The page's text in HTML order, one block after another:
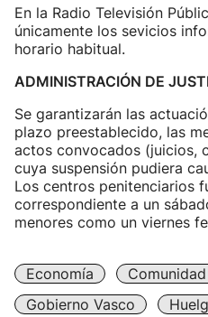
En la Radio Televisión
únicamente los sevicios
horario habitual.
ADMINISTRACIÓN DE
Se garantizarán las
plazo preestablecido, las
actos convocados (juicios,
cuya suspensión pudiera
Los centros penitenciarios
correspondiente a un
menores como un viernes
Economía
Gobierno Vasco